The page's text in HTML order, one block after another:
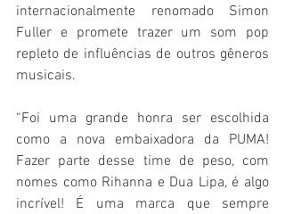
internacionalmente renomado Simon
Fuller e promete trazer um som pop
repleto de influências de outros gêneros
musicais.
“Foi uma grande honra ser escolhida
como a nova embaixadora da PUMA!
Fazer parte desse time de peso, com
nomes como Rihanna e Dua Lipa, é algo
incrível! É uma marca que sempre